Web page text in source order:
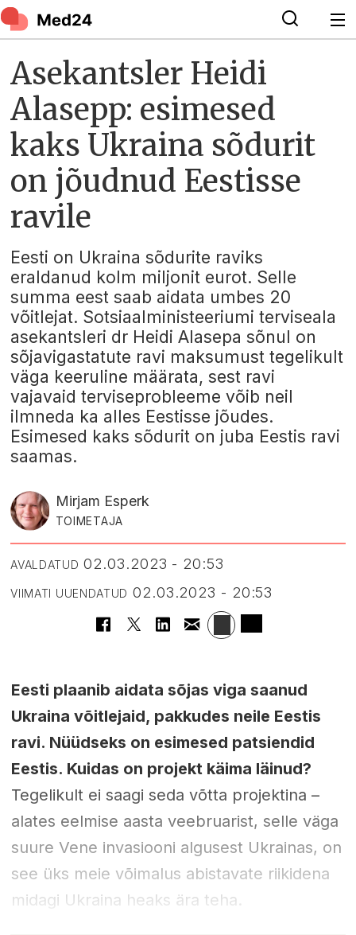
Asekantsler Heidi
Alasepp: esimesed
kaks Ukraina sõdurit
on jõudnud Eestisse
ravile
Eesti on Ukraina sõdurite raviks
eraldanud kolm miljonit eurot. Selle
summa eest saab aidata umbes 20
võitlejat. Sotsiaalministeeriumi terviseala
asekantsleri dr Heidi Alasepa sõnul on
sõjavigastatute ravi maksumust tegelikult
väga keeruline määrata, sest ravi
vajavaid terviseprobleeme võib neil
ilmneda ka alles Eestisse jõudes.
Esimesed kaks sõdurit on juba Eestis ravi
saamas.
Mirjam Esperk
TOIMETAJA
AVALDATUD 02.03.2023 - 20:53
VIIMATI UUENDATUD 02.03.2023 - 20:53
Eesti plaanib aidata sõjas viga saanud
Ukraina võitlejaid, pakkudes neile Eestis
ravi. Nüüdseks on esimesed patsiendid
Eestis. Kuidas on projekt käima läinud?
Tegelikult ei saagi seda võtta projektina –
alates eelmise aasta veebruarist, selle väga
suure Vene invasiooni algusest Ukrainas, on
see üks meie võimalus abistavate riikidena
midagi Ukraina heaks ära teha.